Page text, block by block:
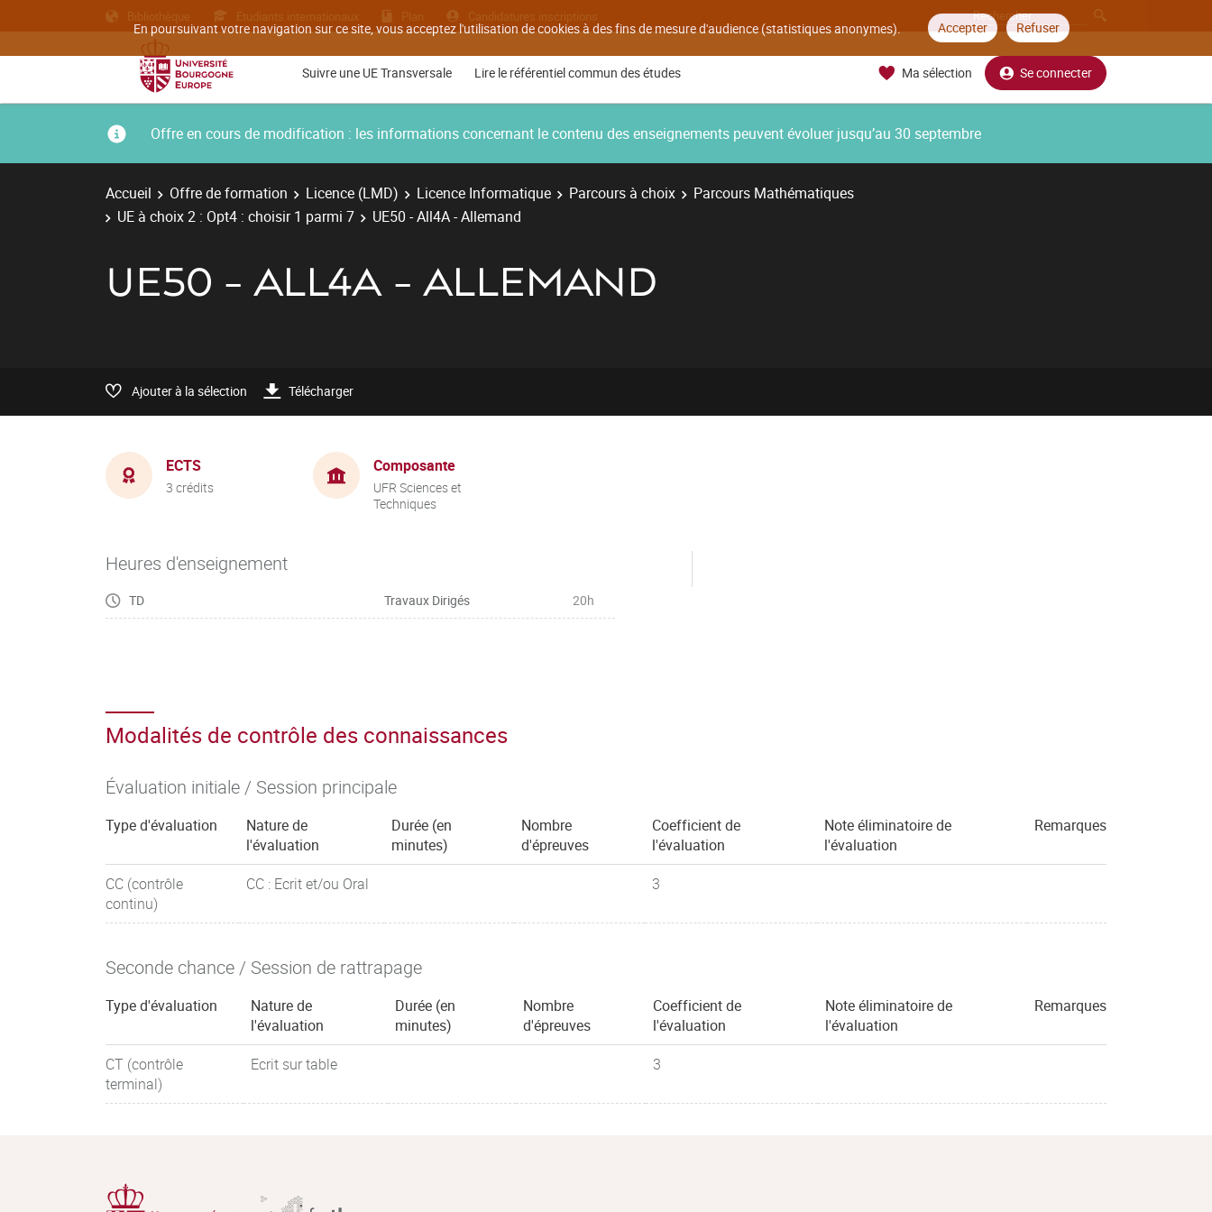
En poursuivant votre navigation sur ce site, vous acceptez l'utilisation de cookies à des fins de mesure d'audience (statistiques anonymes). Accepter Refuser
Bibliothèque Etudiants internationaux Plan Candidatures inscriptions
Suivre une UE Transversale Lire le référentiel commun des études Ma sélection Se connecter
Offre en cours de modification : les informations concernant le contenu des enseignements peuvent évoluer jusqu’au 30 septembre
Accueil Offre de formation Licence (LMD) Licence Informatique Parcours à choix
Parcours Mathématiques
UE à choix 2 : Opt4 : choisir 1 parmi 7
UE50 - All4A - Allemand
UE50 - ALL4A - ALLEMAND
Ajouter à la sélection Télécharger
ECTS
3 crédits
Composante
UFR Sciences et
Techniques
Heures d'enseignement
TD Travaux Dirigés 20h
Modalités de contrôle des connaissances
Évaluation initiale / Session principale
Type d'évaluation
Nature de
l'évaluation
Durée (en
minutes)
Nombre
d'épreuves
Coefficient de
l'évaluation
Note éliminatoire de
l'évaluation
Remarques
CC (contrôle
continu)
CC : Ecrit et/ou Oral 3
Seconde chance / Session de rattrapage
Type d'évaluation
Nature de
l'évaluation
Durée (en
minutes)
Nombre
d'épreuves
Coefficient de
l'évaluation
Note éliminatoire de
l'évaluation
Remarques
CT (contrôle
terminal)
Ecrit sur table 3